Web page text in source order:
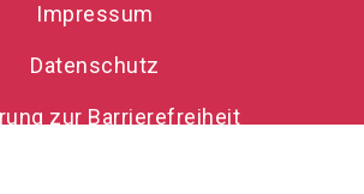
Impressum
Datenschutz
zur Barrierefreiheit